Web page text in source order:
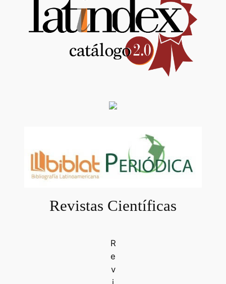
Revistas Científicas
R
e
v